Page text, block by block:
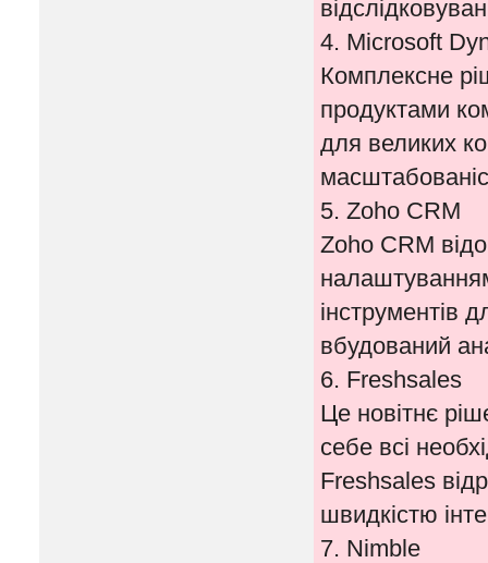
4. Microsoft
Комплексне
продуктами
для великих
5. Zoho CRM
Zoho CRM
інструментів
вбудований
6. Freshsales
Це новітнє
себе всі
Freshsales
швидкістю
7. Nimble